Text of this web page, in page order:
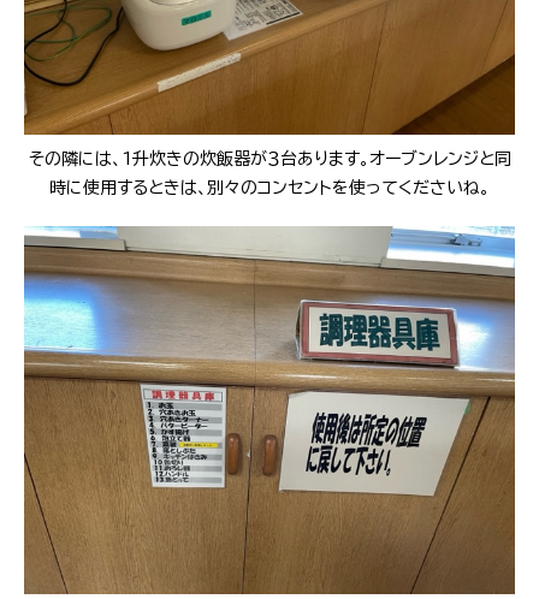
その隣には、1升炊きの炊飯器が３台あります。オーブンレンジと同
時に使用するときは、別々のコンセントを使ってくださいね。